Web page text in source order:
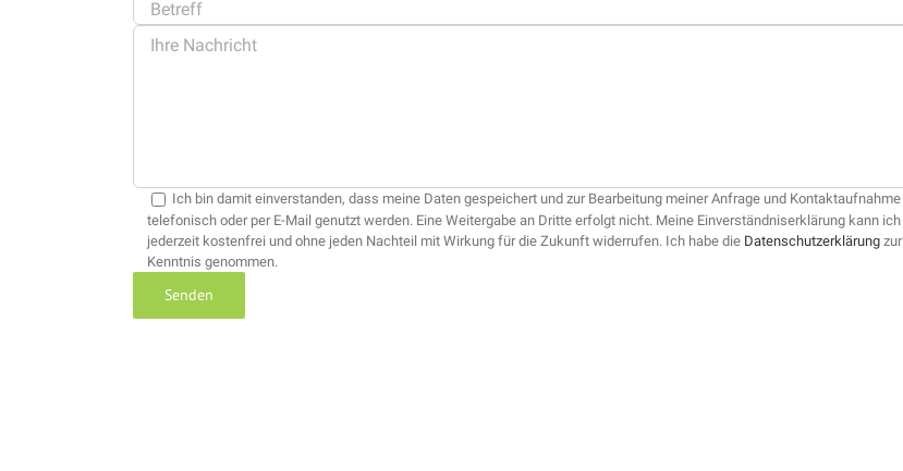
Ich bin damit einverstanden, dass meine Daten gespeichert und zur Bearbeitung meiner Anfrage und Kontaktaufnahme
telefonisch oder per E-Mail genutzt werden. Eine Weitergabe an Dritte erfolgt nicht. Meine Einverständniserklärung kann ich
jederzeit kostenfrei und ohne jeden Nachteil mit Wirkung für die Zukunft widerrufen. Ich habe die Datenschutzerklärung zur
Kenntnis genommen.